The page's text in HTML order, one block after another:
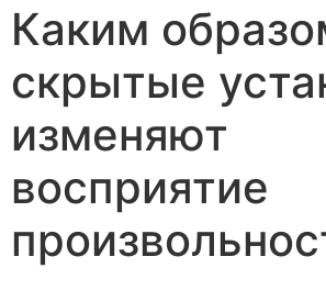
Каким
скрытые
изменяют
восприятие